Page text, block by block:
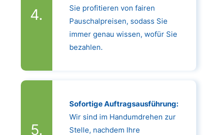
Sie profitieren von fairen
Pauschalpreisen, sodass Sie
immer genau wissen, wofür Sie
bezahlen.
Sofortige Auftragsausführung:
Wir sind im Handumdrehen zur
Stelle, nachdem Ihre